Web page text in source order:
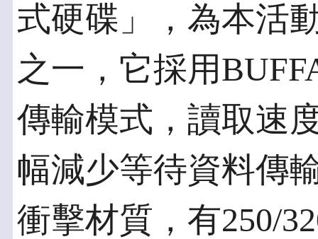
式硬碟」，為本活
之一，它採用
傳輸模式，讀取速
幅減少等待資料傳
衝擊材質，有250/